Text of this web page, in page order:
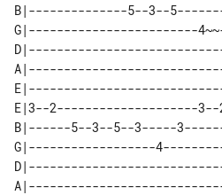
B|--------------5--3--
G|------------------------
E|3--2--------------------
B|------5--3--5--3-----
G|------------------